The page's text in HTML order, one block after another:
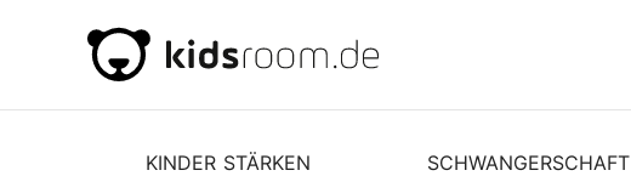
KINDER STÄRKEN SCHWANGERSCHAFT